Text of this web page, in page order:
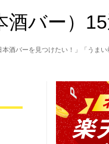
酒バー）
酒バーを見つけたい！」「うま